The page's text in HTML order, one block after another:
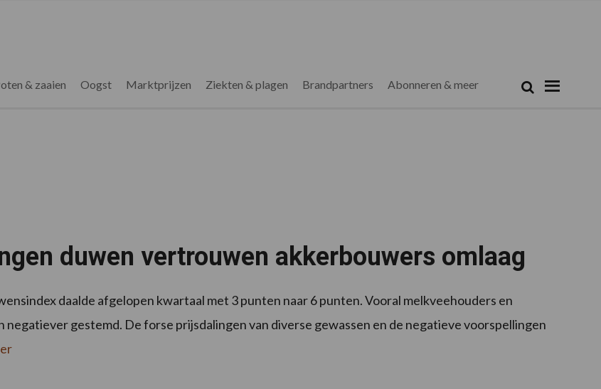
& zaaien Oogst Marktprijzen Ziekten & plagen Brandpartners Abonneren & meer Zoek
duwen vertrouwen akkerbouwers omlaag
daalde afgelopen kwartaal met 3 punten naar 6 punten. Vooral melkveehouders en
negatiever gestemd. De forse prijsdalingen van diverse gewassen en de negatieve voorspellingen